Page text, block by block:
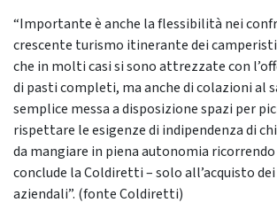
“Importante è anche la flessibilità nei
crescente turismo itinerante dei
che in molti casi si sono attrezzate con
di pasti completi, ma anche di colazioni al
semplice messa a disposizione spazi per
rispettare le esigenze di indipendenza di
da mangiare in piena autonomia
conclude la Coldiretti – solo all’acquisto
aziendali”. (fonte Coldiretti)